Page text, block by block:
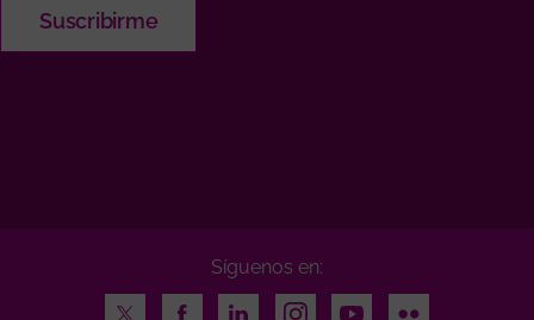
Síguenos en:
Twitter
FacebookLinkedInInstagramYoutubeFlickr